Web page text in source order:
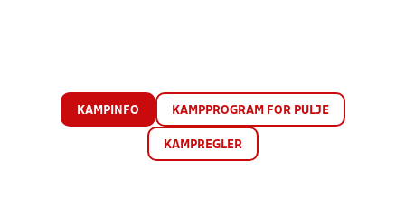
KAMPINFO KAMPPROGRAM FOR PULJE
KAMPREGLER